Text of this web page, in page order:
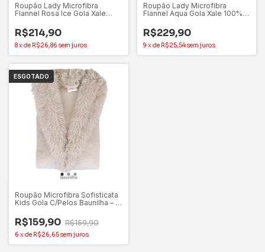
Roupão Lady Microfibra
Flannel Rosa Ice Gola Xale
R$214,90
8x de R$26,86 sem juros
Roupão Lady Microfibra
Flannel Aqua Gola Xale 100%
R$229,90
9 x de R$25,54sem juros
ESGOTADO
Roupão Microfibra Sofisticata
Kids Gola C/Pelos Baunilha – G
R$159,90 R$159,90
6 xde R$26,65sem juros